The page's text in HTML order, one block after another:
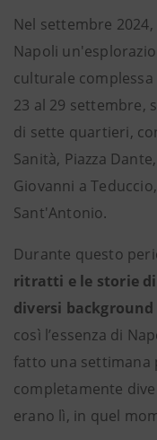
Nel settembre
Napoli
culturale
23 al 29 settembre,
di sette quartieri,
Sanità, Piazza
Giovanni a
Sant'Antonio.
Durante questo
ritratti e le storie
diversi
così l’essenza di
fatto una settimana
completamente
erano lì, in quel